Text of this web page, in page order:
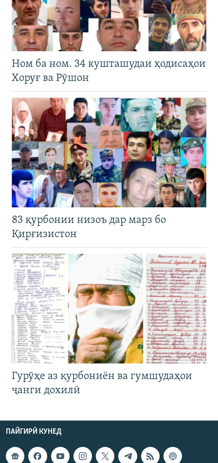
Ном ба ном. 34 кушташудаи ҳодисаҳои
Хоруғ ва Рӯшон
83 қурбонии низоъ дар марз бо
Қирғизистон
Гурӯҳе аз қурбониён ва гумшудаҳои
ҷанги дохилӣ
ПАЙГИРӢ КУНЕД